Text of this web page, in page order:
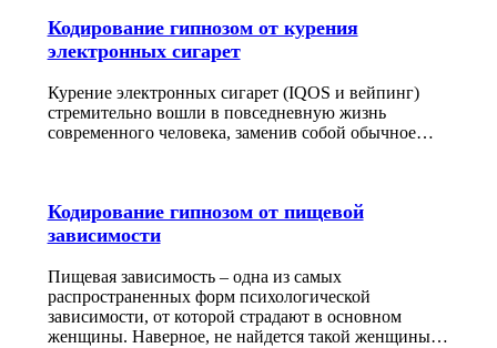
Кодирование гипнозом от курения
электронных сигарет
Курение электронных сигарет (IQOS и вейпинг)
стремительно вошли в повседневную жизнь
современного человека, заменив собой обычное…
Кодирование гипнозом от пищевой
зависимости
Пищевая зависимость – одна из самых
распространенных форм психологической
зависимости, от которой страдают в основном
женщины. Наверное, не найдется такой женщины…